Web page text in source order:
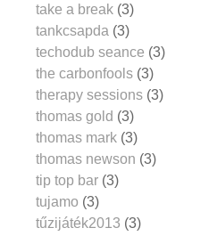
take a break (3)
tankcsapda (3)
techodub seance (3)
the carbonfools (3)
therapy sessions (3)
thomas gold (3)
thomas mark (3)
thomas newson (3)
tip top bar (3)
tujamo (3)
tűzijáték2013 (3)